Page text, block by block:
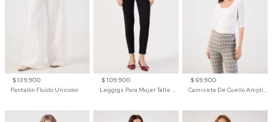
$ 139.900
Pantalón Fluido Unicolor
$ 109.900
Leggigs Para Mujer Talle Alto Liso
$ 69.900
Camiseta De Cuello Amplio Y Manga 3/4 Para Mujer